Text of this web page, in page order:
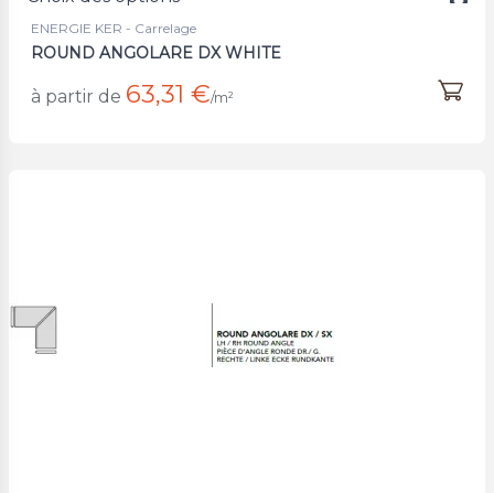
ENERGIE KER - Carrelage
ROUND ANGOLARE DX WHITE
à partir de 63,31 €/m²